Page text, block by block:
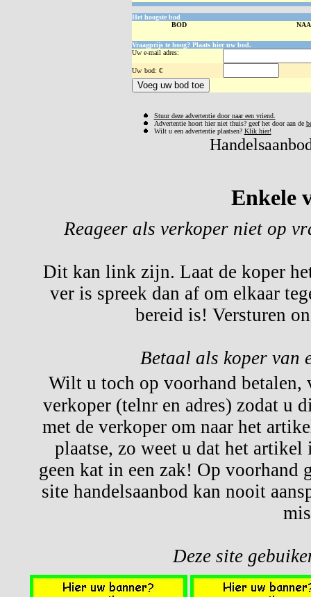
Het hoogste bod
BOD
Vraagprijs te hoog? Plaats hier uw bod.
Uw e-mail adres:
Uw bod: €
Stuur deze advertentie door naar een vriend.
Advertentie hoort hier niet thuis? geef het door aan de
Wilt u een advertentie plaatsen? Klik hier!
Enkele
Reageer als verkoper niet op
Dit kan link zijn. Laat de koper
ver is spreek dan af om elkaar
bereid is! Versturen
Betaal als koper van
Wilt u toch op voorhand
verkoper (telnr en adres) zodat u
met de verkoper om naar het
plaatse, zo weet u dat het artikel
geen kat in een zak! Op
site handelsaanbod kan nooit
Deze site